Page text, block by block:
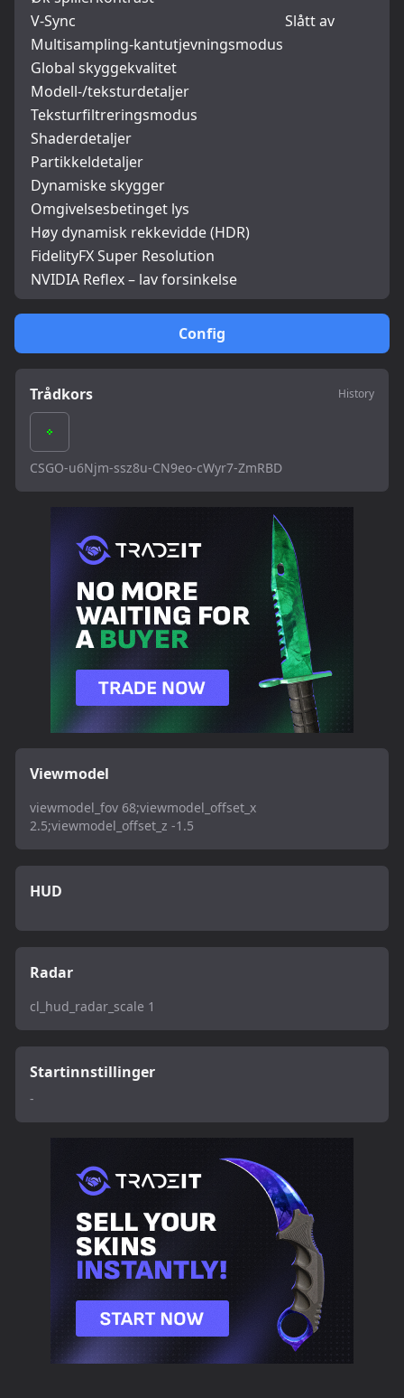
Config
Trådkors History
CSGO-u6Njm-ssz8u-CN9eo-cWyr7-ZmRBD
Viewmodel
viewmodel_fov 68;viewmodel_offset_x
2.5;viewmodel_offset_z -1.5
HUD
Radar
cl_hud_radar_scale 1
Startinnstillinger
-
V-Sync
Slått av
Multisampling-kantutjevningsmodus
Global skyggekvalitet
Modell-/teksturdetaljer
Teksturfiltreringsmodus
Shaderdetaljer
Partikkeldetaljer
Dynamiske skygger
Omgivelsesbetinget lys
Høy dynamisk rekkevidde (HDR)
FidelityFX Super Resolution
NVIDIA Reflex – lav forsinkelse